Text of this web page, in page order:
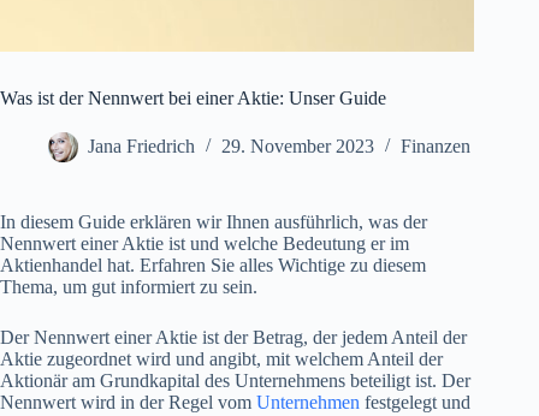
Was ist der Nennwert bei einer Aktie: Unser Guide
Jana Friedrich 29. November 2023 Finanzen
In diesem Guide erklären wir Ihnen ausführlich, was der
Nennwert einer Aktie ist und welche Bedeutung er im
Aktienhandel hat. Erfahren Sie alles Wichtige zu diesem
Thema, um gut informiert zu sein.
Der Nennwert einer Aktie ist der Betrag, der jedem Anteil der
Aktie zugeordnet wird und angibt, mit welchem Anteil der
Aktionär am Grundkapital des Unternehmens beteiligt ist. Der
Nennwert wird in der Regel vom Unternehmen festgelegt und